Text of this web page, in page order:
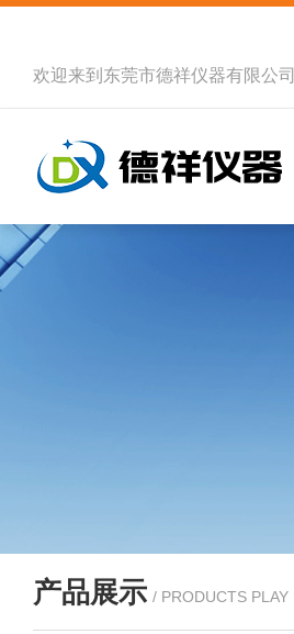
欢迎来到 东莞市德祥仪器有限公司
产品展示 / PRODUCTS PLAY